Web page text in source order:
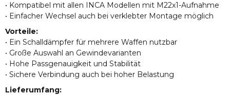
• Kompatibel mit allen INCA Modellen mit M22x1-Aufnahme
• Einfacher Wechsel auch bei verklebter Montage möglich
Vorteile:
• Ein Schalldämpfer für mehrere Waffen nutzbar
• Große Auswahl an Gewindevarianten
• Hohe Passgenauigkeit und Stabilität
• Sichere Verbindung auch bei hoher Belastung
Lieferumfang: